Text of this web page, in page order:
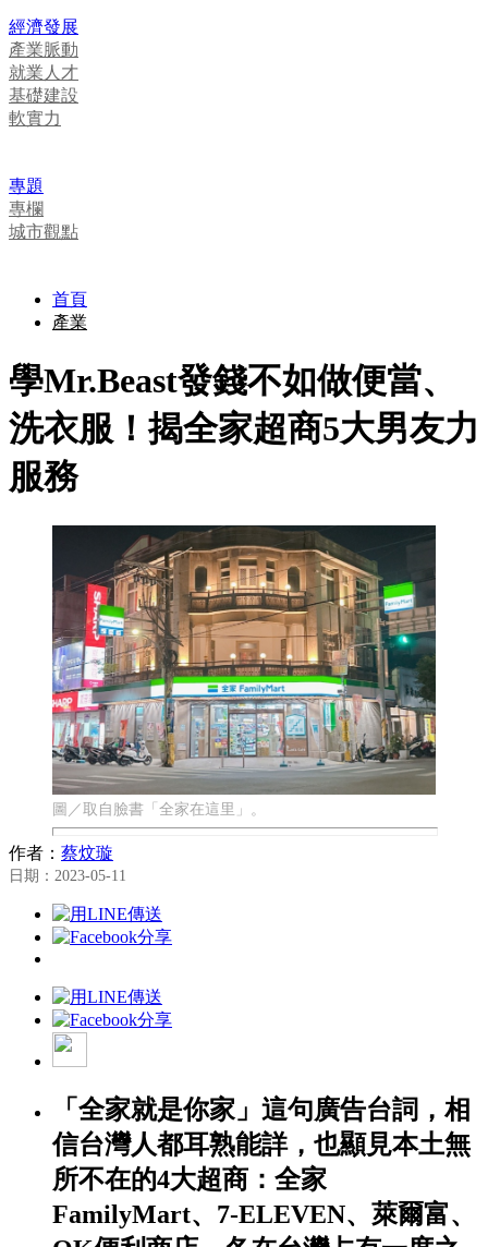
經濟發展
產業脈動
就業人才
基礎建設
軟實力
專題
專欄
城市觀點
首頁
產業
學Mr.Beast發錢不如做便當、
洗衣服！揭全家超商5大男友力
服務
圖／取自臉書「全家在這里」。
作者： 蔡炆璇
日期：2023-05-11
「全家就是你家」這句廣告台詞，相
信台灣人都耳熟能詳，也顯見本土無
所不在的4大超商：全家
FamilyMart、7-ELEVEN、萊爾富、